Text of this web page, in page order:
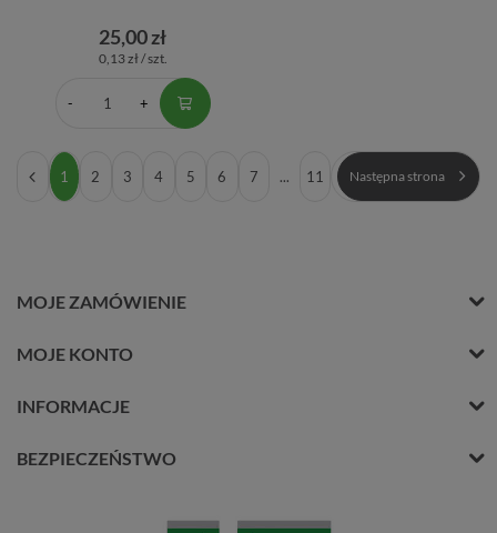
25,00 zł
0,13 zł / szt.
1 2 3 4 5 6 7 ... 11 Następna strona
MOJE ZAMÓWIENIE
MOJE KONTO
INFORMACJE
BEZPIECZEŃSTWO